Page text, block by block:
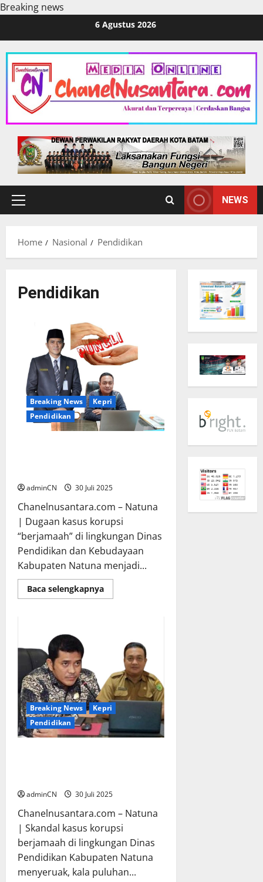
Breaking news
content
6 Agustus 2026
Primary
NEWS
Home Nasional Pendidikan
Pendidikan
Breaking News
Kepri
Pendidikan
adminCN 30 Juli 2025
Chanelnusantara.com – Natuna
| Dugaan kasus korupsi
“berjamaah” di lingkungan Dinas
Pendidikan dan Kebudayaan
Kabupaten Natuna menjadi...
Baca selengkapnyaRead
more
Kepala
Sekolah
Diduga
Terlibat
Pungli
Breaking News
Kepri
Pendidikan
adminCN 30 Juli 2025
Chanelnusantara.com – Natuna
| Skandal kasus korupsi
berjamaah di lingkungan Dinas
Pendidikan Kabupaten Natuna
menyeruak, kala puluhan...